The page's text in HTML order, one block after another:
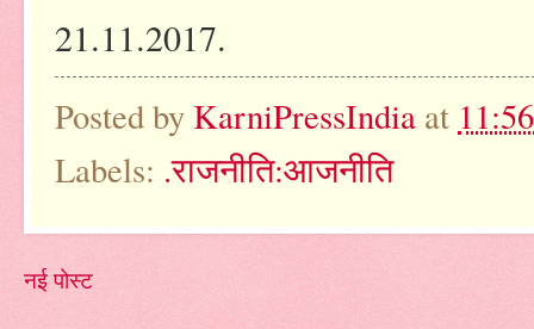
21.11.2017.
Posted by KarniPressIndia at
Labels: .राजनीति:आजनीति
नई पोस्ट